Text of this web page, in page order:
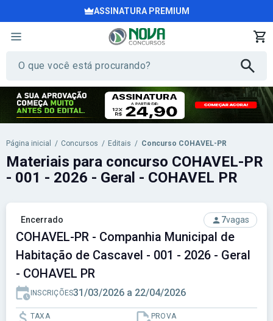
ASSINATURA PREMIUM
Página inicial / Concursos / Editais / Concurso COHAVEL-PR
Encerrado 7vagas
COHAVEL-PR - Companhia Municipal de
Habitação de Cascavel - 001 - 2026 - Geral
- COHAVEL PR
INSCRIÇÕES31/03/2026 a 22/04/2026
TAXA PROVA
Materiais para concurso COHAVEL-PR
- 001 - 2026 - Geral - COHAVEL PR